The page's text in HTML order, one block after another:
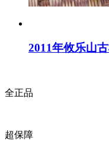
2011年攸乐山
全正品
超保障